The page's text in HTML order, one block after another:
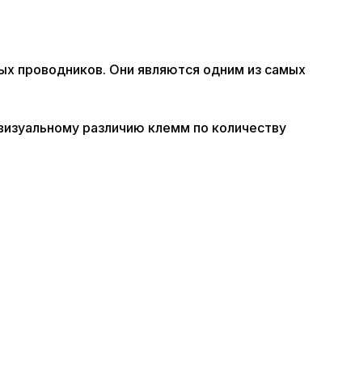
проводников. Они являются одним из самых
различию клемм по количеству